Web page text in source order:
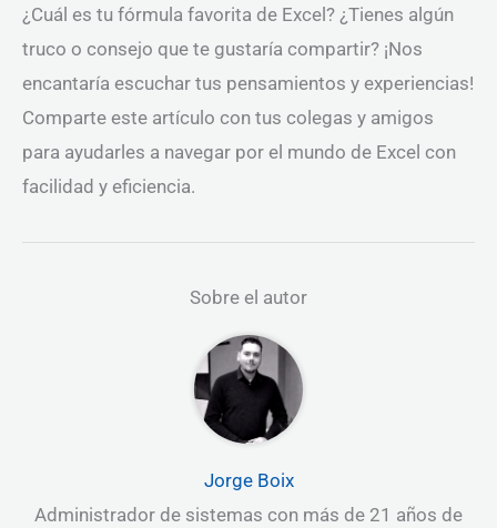
¿Cuál es tu fórmula favorita de Excel? ¿Tienes algún
truco o consejo que te gustaría compartir? ¡Nos
encantaría escuchar tus pensamientos y experiencias!
Comparte este artículo con tus colegas y amigos
para ayudarles a navegar por el mundo de Excel con
facilidad y eficiencia.
Sobre el autor
Jorge Boix
Administrador de sistemas con más de 21 años de